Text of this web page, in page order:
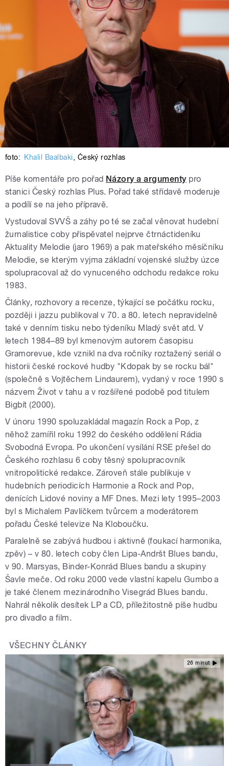
foto: Khalil Baalbaki, Český rozhlas
Píše komentáře pro pořad Názory a argumenty pro
stanici Český rozhlas Plus. Pořad také střídavě moderuje
a podílí se na jeho přípravě.
Vystudoval SVVŠ a záhy po té se začal věnovat hudební
žurnalistice coby přispěvatel nejprve čtrnáctideníku
Aktuality Melodie (jaro 1969) a pak mateřského měsíčníku
Melodie, se kterým vyjma základní vojenské služby úzce
spolupracoval až do vynuceného odchodu redakce roku
1983.
Články, rozhovory a recenze, týkající se počátku rocku,
později i jazzu publikoval v 70. a 80. letech nepravidelně
také v denním tisku nebo týdeníku Mladý svět atd. V
letech 1984–89 byl kmenovým autorem časopisu
Gramorevue, kde vznikl na dva ročníky roztažený seriál o
historii české rockové hudby "Kdopak by se rocku bál"
(společně s Vojtěchem Lindaurem), vydaný v roce 1990 s
názvem Život v tahu a v rozšířené podobě pod titulem
Bigbít (2000).
V únoru 1990 spoluzakládal magazín Rock a Pop, z
něhož zamířil roku 1992 do českého oddělení Rádia
Svobodná Evropa. Po ukončení vysílání RSE přešel do
Českého rozhlasu 6 coby těsný spolupracovník
vnitropolitické redakce. Zároveň stále publikuje v
hudebních periodicích Harmonie a Rock and Pop,
denících Lidové noviny a MF Dnes. Mezi lety 1995–2003
byl s Michalem Pavlíčkem tvůrcem a moderátorem
pořadu České televize Na Kloboučku.
Paralelně se zabývá hudbou i aktivně (foukací harmonika,
zpěv) – v 80. letech coby člen Lipa-Andršt Blues bandu,
v 90. Marsyas, Binder-Konrád Blues bandu a skupiny
Šavle meče. Od roku 2000 vede vlastní kapelu Gumbo a
je také členem mezinárodního Visegrád Blues bandu.
Nahrál několik desítek LP a CD, příležitostně píše hudbu
pro divadlo a film.
VŠECHNY ČLÁNKY
26 minut